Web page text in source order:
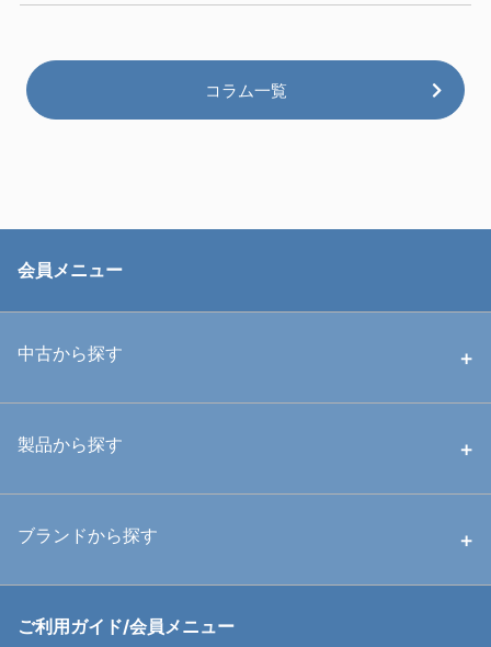
コラム一覧
会員メニュー
中古から探す
中古ハウジング
中古アームシステム
製品から探す
ハウジング
ブランドから探す
RGBlue
ご利用ガイド/会員メニュー